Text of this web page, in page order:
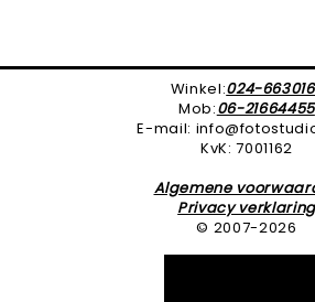
Winkel:024-
Mob:06-21664455
E-mail:
KvK: 7001162
Algemene
Privacy verklaring
© 2007-2026